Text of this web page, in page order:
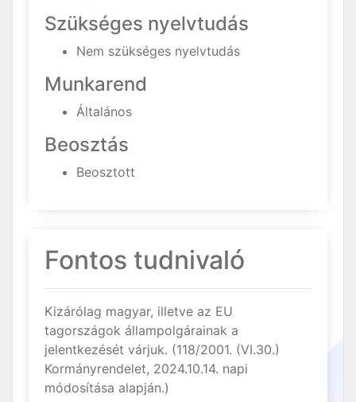
Szükséges nyelvtudás
Nem szükséges nyelvtudás
Munkarend
Általános
Beosztás
Beosztott
Fontos tudnivaló
Kizárólag magyar, illetve az EU
tagországok állampolgárainak a
jelentkezését várjuk. (118/2001. (VI.30.)
Kormányrendelet, 2024.10.14. napi
módosítása alapján.)